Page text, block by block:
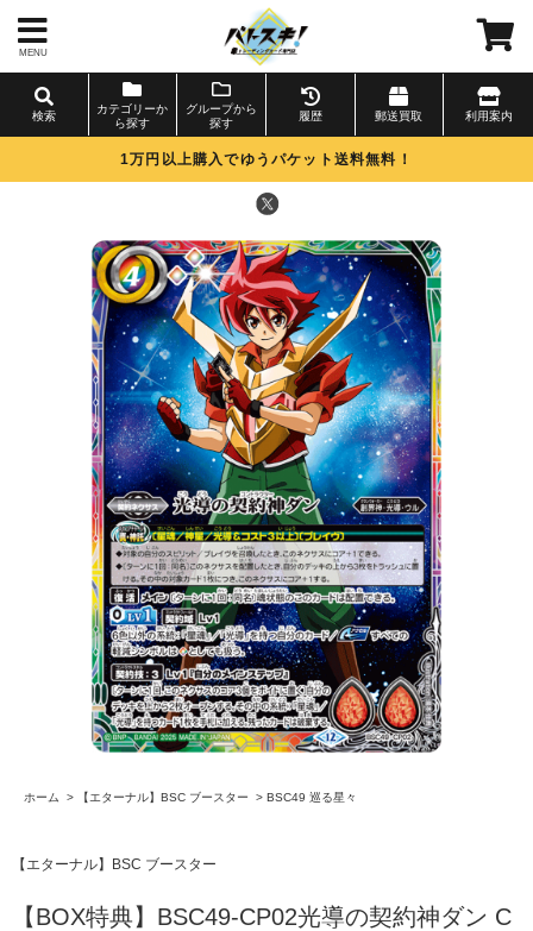
MENU
検索
カテゴリーか
ら探す
グループから
探す
履歴 郵送買取 利用案内
1万円以上購入でゆうパケット送料無料！
ホーム > 【エターナル】BSC ブースター > BSC49 巡る星々
【エターナル】BSC ブースター
【BOX特典】BSC49-CP02光導の契約神ダン C